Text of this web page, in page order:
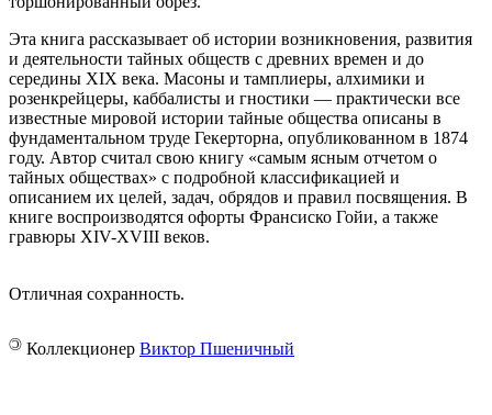
Эта книга рассказывает об истории возникновения, развития
и деятельности тайных обществ с древних времен и до
середины XIX века. Масоны и тамплиеры, алхимики и
розенкрейцеры, каббалисты и гностики — практически все
известные мировой истории тайные общества описаны в
фундаментальном труде Гекерторна, опубликованном в 1874
году. Автор считал свою книгу «самым ясным отчетом о
тайных обществах» с подробной классификацией и
описанием их целей, задач, обрядов и правил посвящения. В
книге воспроизводятся офорты Франсиско Гойи, а также
гравюры XIV-XVIII веков.
Отличная сохранность.
© Коллекционер Виктор Пшеничный